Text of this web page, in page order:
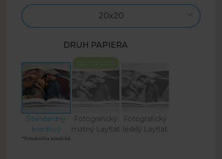
20x20
DRUH PAPIERA
Štandardný
kriedový
*Fotokniha klasická
BESTSELLER
Fotografický
matný Layflat
Fotografický
lesklý Layflat